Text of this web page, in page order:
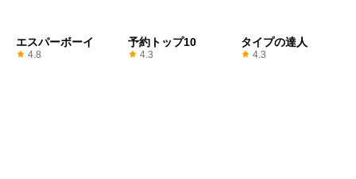
エスパーボーイ
4.8
予約トップ10
4.3
タイプの達人
4.3